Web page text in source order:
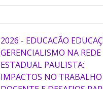
2026 - EDUCACÃO
GERENCIALISMO NA REDE
ESTADUAL PAULISTA:
IMPACTOS NO TRABALHO